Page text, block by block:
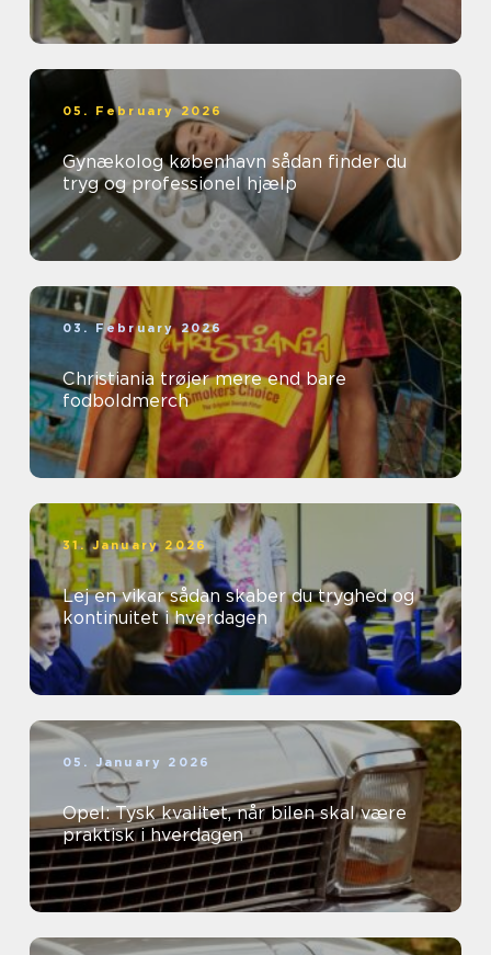
05. February 2026
Gynækolog københavn sådan finder du
tryg og professionel hjælp
03. February 2026
Christiania trøjer mere end bare
fodboldmerch
31. January 2026
Lej en vikar sådan skaber du tryghed og
kontinuitet i hverdagen
05. January 2026
Opel: Tysk kvalitet, når bilen skal være
praktisk i hverdagen